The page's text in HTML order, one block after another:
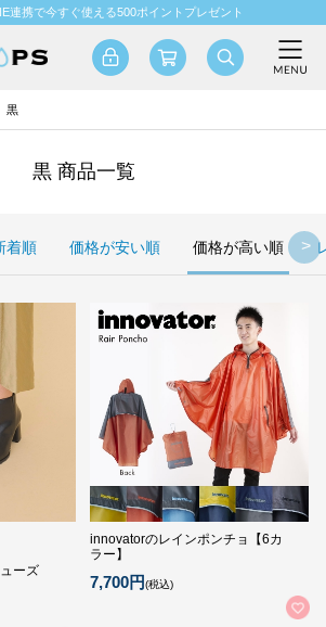
連携で今すぐ使える500ポイントプレゼント
黒
黒 商品一覧
着順 価格が安い順 価格が高い順
ーズ
innovatorのレインポンチョ【6カ
ラー】
7,700円(税込)